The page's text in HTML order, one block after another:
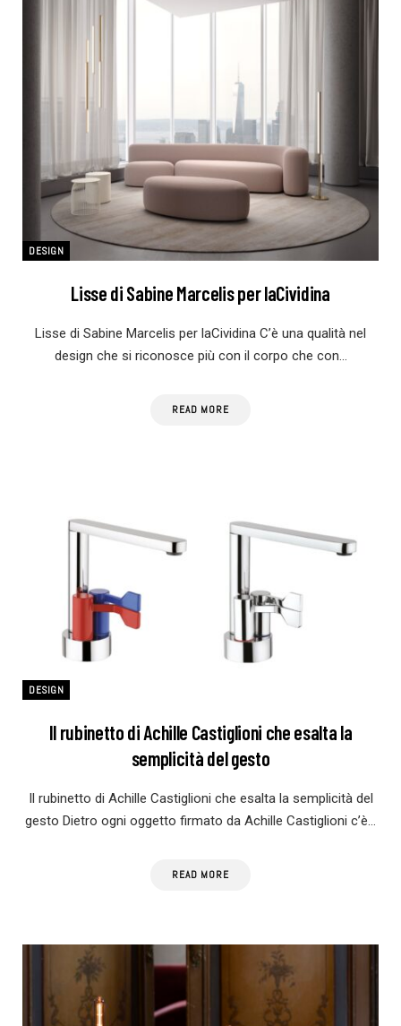
DESIGN
Lisse di Sabine Marcelis per laCividina
Lisse di Sabine Marcelis per laCividina C’è una qualità nel
design che si riconosce più con il corpo che con…
READ MORE
DESIGN
Il rubinetto di Achille Castiglioni che esalta la
semplicità del gesto
Il rubinetto di Achille Castiglioni che esalta la semplicità del
gesto Dietro ogni oggetto firmato da Achille Castiglioni c’è…
READ MORE